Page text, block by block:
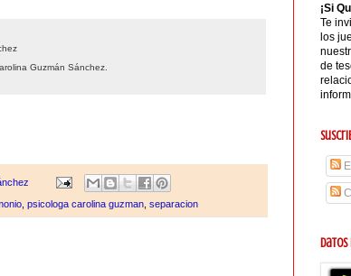
Guzmán Sánchez.
psicologa carolina guzman separacion
¡Si
Te
los
de